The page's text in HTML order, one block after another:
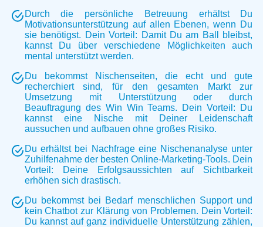
Durch die persönliche Betreuung erhältst Du
Motivationsunterstützung auf allen Ebenen, wenn Du
sie benötigst. Dein Vorteil: Damit Du am Ball bleibst,
kannst Du über verschiedene Möglichkeiten auch
mental unterstützt werden.
Du bekommst Nischenseiten, die echt und gute
recherchiert sind, für den gesamten Markt zur
Umsetzung mit Unterstützung oder durch
Beauftragung des Win Win Teams. Dein Vorteil: Du
kannst eine Nische mit Deiner Leidenschaft
aussuchen und aufbauen ohne großes Risiko.
Du erhältst bei Nachfrage eine Nischenanalyse unter
Zuhilfenahme der besten Online-Marketing-Tools. Dein
Vorteil: Deine Erfolgsaussichten auf Sichtbarkeit
erhöhen sich drastisch.
Du bekommst bei Bedarf menschlichen Support und
kein Chatbot zur Klärung von Problemen. Dein Vorteil:
Du kannst auf ganz individuelle Unterstützung zählen,